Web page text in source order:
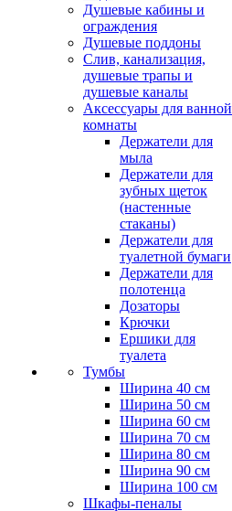
Душевые кабины и
ограждения
Душевые поддоны
Слив, канализация,
душевые трапы и
душевые каналы
Аксессуары для ванной
комнаты
Держатели для
мыла
Держатели для
зубных щеток
(настенные
стаканы)
Держатели для
туалетной бумаги
Держатели для
полотенца
Дозаторы
Крючки
Ершики для
туалета
Тумбы
Ширина 40 см
Ширина 50 см
Ширина 60 см
Ширина 70 см
Ширина 80 см
Ширина 90 см
Ширина 100 см
Шкафы-пеналы